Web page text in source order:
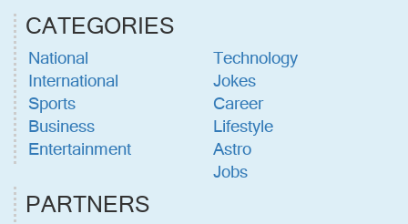
CATEGORIES
National
International
Sports
Business
Entertainment
Technology
Jokes
Career
Lifestyle
Astro
Jobs
PARTNERS